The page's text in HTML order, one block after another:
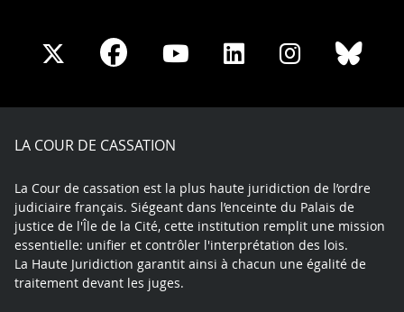
Share
X
Share
Facebook
Share
Youtube
Share
LinkedIn
Share
Instagram
LA COUR DE CASSATION
La Cour de cassation est la plus haute juridiction de l’ordre
judiciaire français. Siégeant dans l’enceinte du Palais de
justice de l'Île de la Cité, cette institution remplit une mission
essentielle: unifier et contrôler l'interprétation des lois.
La Haute Juridiction garantit ainsi à chacun une égalité de
traitement devant les juges.